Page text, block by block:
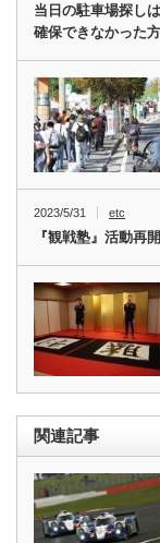
当日の駐車場探し
確保できなかった
2023/5/31 etc
『観戦塾』活動再
関連記事